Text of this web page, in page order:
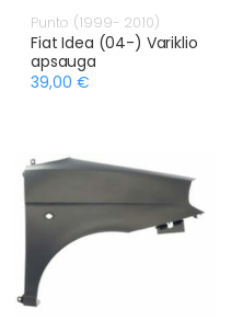
Punto (1999- 2010)
Fiat Idea (04-) Variklio
apsauga
39,00 €